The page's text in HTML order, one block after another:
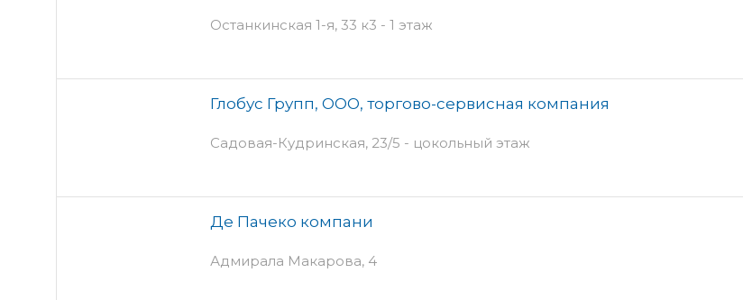
Останкинская 1-я, 33 к3 - 1 этаж
Глобус Групп, ООО, торгово-сервисная компания
Садовая-Кудринская, 23/5 - цокольный этаж
Де Пачеко компани
Адмирала Макарова, 4